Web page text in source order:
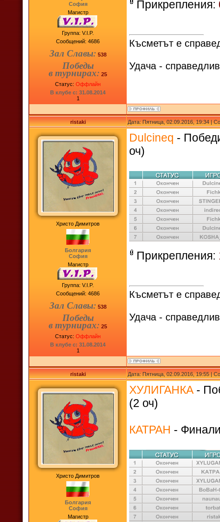
София
Магистр
Группа: V.I.P.
Сообщений: 4686
Зал Славы: 538
Победы
в турнирах: 25
Статус: Оффлайн
В клубе с: 31.08.2014
1
Прикрепления:
Късметът е
Удача -
ristaki Дата: Пятница, 02.09.2016, 19:34 |
Христо Димитров
Болгария
София
Магистр
Группа: V.I.P.
Сообщений: 4686
Зал Славы: 538
Победы
в турнирах: 25
Статус: Оффлайн
В клубе с: 31.08.2014
1
Dulcineq -
оч)
Прикрепления:
Късметът е
Удача -
ristaki Дата: Пятница, 02.09.2016, 19:55 |
Христо Димитров
Болгария
София
Магистр
ХУЛИГАНКА -
(2 оч)
КАТРАН -